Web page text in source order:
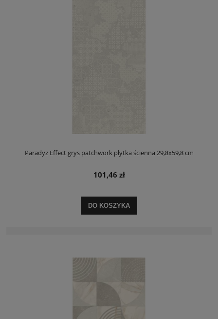
Paradyż Effect grys patchwork płytka ścienna 29,8x59,8 cm
101,46 zł
DO KOSZYKA